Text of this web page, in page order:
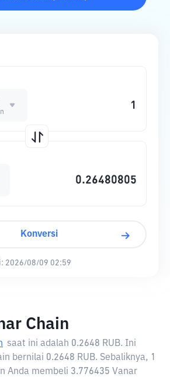
Konversi
2026/08/09 02:59
Chain
saat ini adalah 0.2648 RUB. Ini
bernilai 0.2648 RUB. Sebaliknya, 1
Anda membeli 3.776435 Vanar